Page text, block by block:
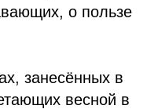
о пользе
занесённых в
весной в